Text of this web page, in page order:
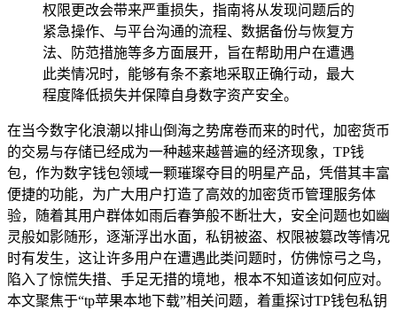
权限更改会带来严重损失，指南将从发现问题后的
紧急操作、与平台沟通的流程、数据备份与恢复方
法、防范措施等多方面展开，旨在帮助用户在遭遇
此类情况时，能够有条不紊地采取正确行动，最大
程度降低损失并保障自身数字资产安全。
在当今数字化浪潮以排山倒海之势席卷而来的时代，加密货币
的交易与存储已经成为一种越来越普遍的经济现象，TP钱
包，作为数字钱包领域一颗璀璨夺目的明星产品，凭借其丰富
便捷的功能，为广大用户打造了高效的加密货币管理服务体
验，随着其用户群体如雨后春笋般不断壮大，安全问题也如幽
灵般如影随形，逐渐浮出水面，私钥被盗、权限被篡改等情况
时有发生，这让许多用户在遭遇此类问题时，仿佛惊弓之鸟，
陷入了惊慌失措、手足无措的境地，根本不知道该如何应对。
本文聚焦于“tp苹果本地下载”相关问题，着重探讨TP钱包私钥